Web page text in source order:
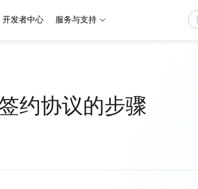
开发者中心 服务与支持
约协议的步骤